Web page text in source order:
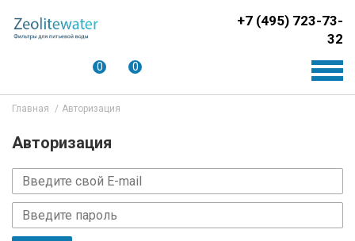
+7 (495) 723-73-
32
0 0
Главная Авторизация
Авторизация